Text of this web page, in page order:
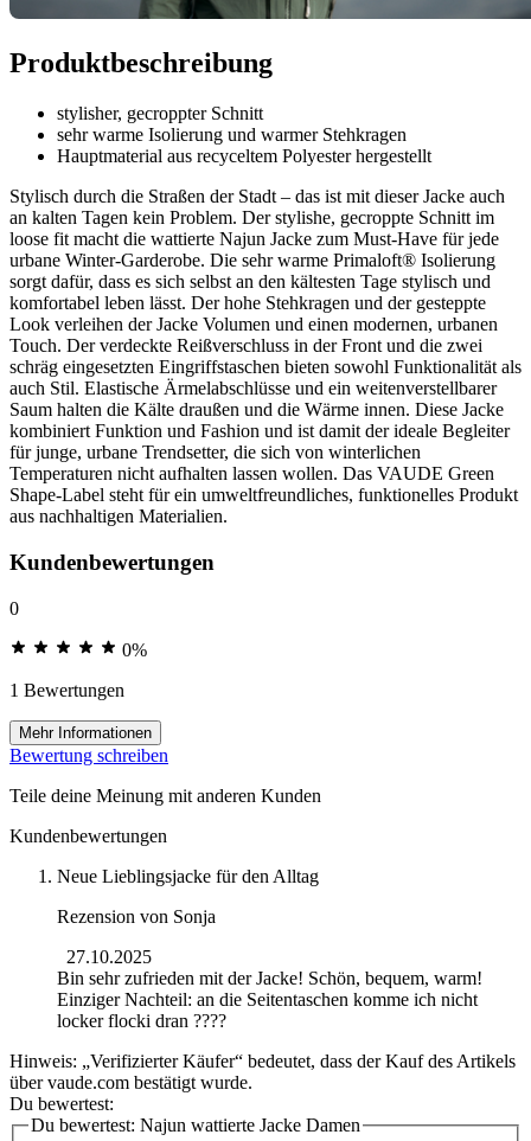
Produktbeschreibung
stylisher, gecroppter Schnitt
sehr warme Isolierung und warmer Stehkragen
Hauptmaterial aus recyceltem Polyester hergestellt
Stylisch durch die Straßen der Stadt – das ist mit dieser Jacke auch
an kalten Tagen kein Problem. Der stylishe, gecroppte Schnitt im
loose fit macht die wattierte Najun Jacke zum Must-Have für jede
urbane Winter-Garderobe. Die sehr warme Primaloft® Isolierung
sorgt dafür, dass es sich selbst an den kältesten Tage stylisch und
komfortabel leben lässt. Der hohe Stehkragen und der gesteppte
Look verleihen der Jacke Volumen und einen modernen, urbanen
Touch. Der verdeckte Reißverschluss in der Front und die zwei
schräg eingesetzten Eingriffstaschen bieten sowohl Funktionalität als
auch Stil. Elastische Ärmelabschlüsse und ein weitenverstellbarer
Saum halten die Kälte draußen und die Wärme innen. Diese Jacke
kombiniert Funktion und Fashion und ist damit der ideale Begleiter
für junge, urbane Trendsetter, die sich von winterlichen
Temperaturen nicht aufhalten lassen wollen. Das VAUDE Green
Shape-Label steht für ein umweltfreundliches, funktionelles Produkt
aus nachhaltigen Materialien.
Kundenbewertungen
0
0%
1 Bewertungen
Mehr Informationen
Bewertung schreiben
Teile deine Meinung mit anderen Kunden
Kundenbewertungen
Neue Lieblingsjacke für den Alltag
Rezension von Sonja
27.10.2025
Bin sehr zufrieden mit der Jacke! Schön, bequem, warm!
Einziger Nachteil: an die Seitentaschen komme ich nicht
locker flocki dran ????
Hinweis: „Verifizierter Käufer“ bedeutet, dass der Kauf des Artikels
über vaude.com bestätigt wurde.
Du bewertest:
Du bewertest: Najun wattierte Jacke Damen